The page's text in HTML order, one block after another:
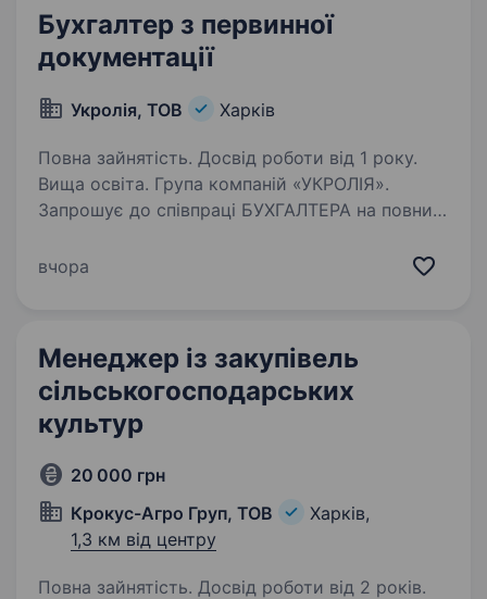
Бухгалтер з первинної
документації
Укролія, ТОВ Харків
Повна зайнятість. Досвід роботи від 1 року.
Вища освіта. Група компаній «УКРОЛІЯ».
Запрошує до співпраці БУХГАЛТЕРА на повний
та внесення первинної документації; перевірка
вчора
Менеджер із закупівель
сільськогосподарських
культур
20 000 грн
Крокус-Агро Груп, ТОВ
Харків,
1,3 км від центру
Повна зайнятість. Досвід роботи від 2 років.